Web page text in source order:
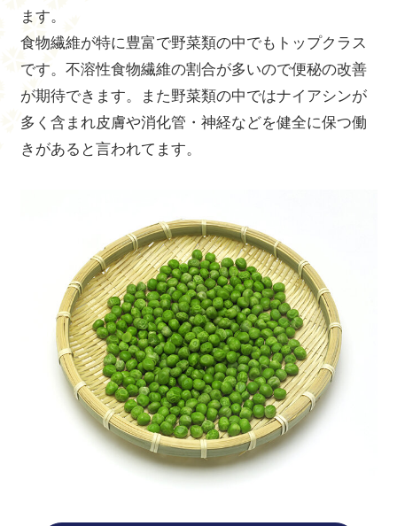
ます。
食物繊維が特に豊富で野菜類の中でもトップクラス
です。不溶性食物繊維の割合が多いので便秘の改善
が期待できます。また野菜類の中ではナイアシンが
多く含まれ皮膚や消化管・神経などを健全に保つ働
きがあると言われてます。